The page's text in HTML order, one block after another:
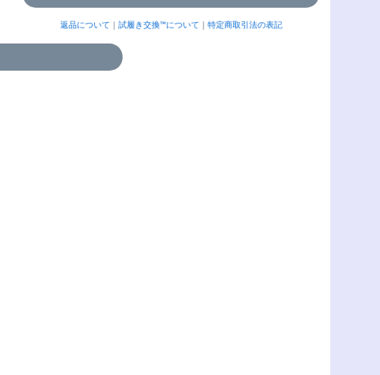
返品について 試履き交換™について 特定商取引法の表記